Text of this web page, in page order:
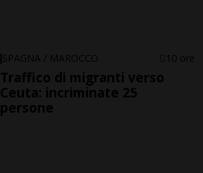
SPAGNA / MAROCCO 10 ore
Traffico di migranti verso
Ceuta: incriminate 25
persone